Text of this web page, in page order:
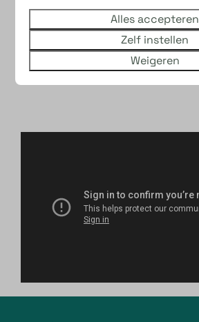
0626140816 of via de mail –
ellishakkers@kleinebelties.nl
Alles accepteren
Zelf instellen
Weigeren